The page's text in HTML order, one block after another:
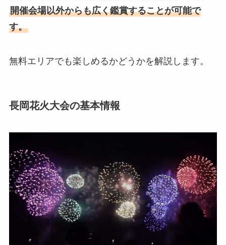
開催会場以外からも広く鑑賞することが可能で
す。
無料エリアでも楽しめるかどうかを解説します。
長岡花火大会の基本情報